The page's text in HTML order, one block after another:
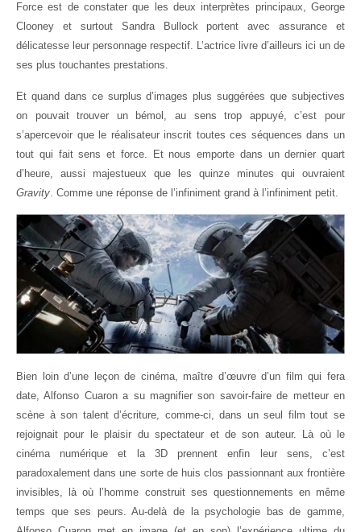
Force est de constater que les deux interprètes principaux, George
Clooney et surtout Sandra Bullock portent avec assurance et
délicatesse leur personnage respectif. L’actrice livre d’ailleurs ici un de
ses plus touchantes prestations.
Et quand dans ce surplus d’images plus suggérées que subjectives
on pouvait trouver un bémol, au sens trop appuyé, c’est pour
s’apercevoir que le réalisateur inscrit toutes ces séquences dans un
tout qui fait sens et force. Et nous emporte dans un dernier quart
d’heure, aussi majestueux que les quinze minutes qui ouvraient
Gravity. Comme une réponse de l’infiniment grand à l’infiniment petit.
Bien loin d’une leçon de cinéma, maître d’œuvre d’un film qui fera
date, Alfonso Cuaron a su magnifier son savoir-faire de metteur en
scène à son talent d’écriture, comme-ci, dans un seul film tout se
rejoignait pour le plaisir du spectateur et de son auteur. Là où le
cinéma numérique et la 3D prennent enfin leur sens, c’est
paradoxalement dans une sorte de huis clos passionnant aux frontière
invisibles, là où l’homme construit ses questionnements en même
temps que ses peurs. Au-delà de la psychologie bas de gamme,